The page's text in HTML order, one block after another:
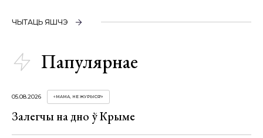
ЧЫТАЦЬ ЯШЧЭ
Папулярнае
05.08.2026 «МАМА, НЕ ЖУРЫСЯ!»
Залегчы на дно ў Крыме